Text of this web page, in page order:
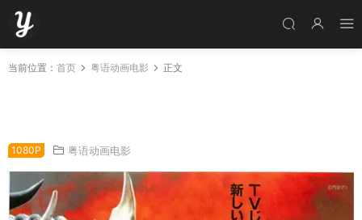
当前位置： 首页 粤语动画电影 正文
1080P 粤语动画电影